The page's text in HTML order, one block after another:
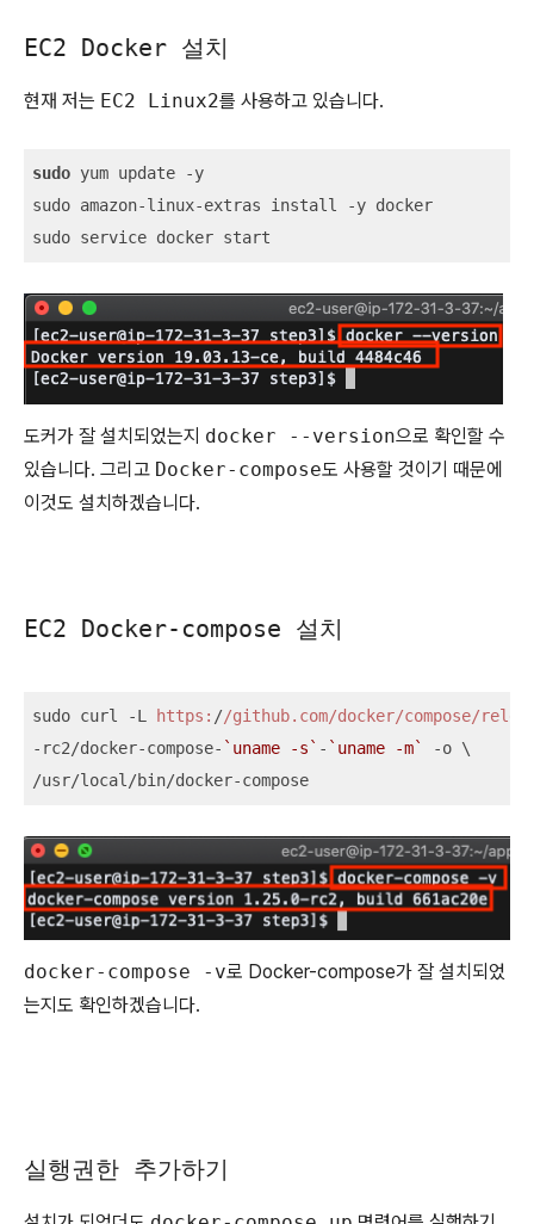
EC2 Docker 설치
현재 저는 EC2 Linux2를 사용하고 있습니다.
sudo yum update -y
sudo amazon-linux-extras install -y docker
sudo service docker start
도커가 잘 설치되었는지 docker --version으로 확인할 수
있습니다. 그리고 Docker-compose도 사용할 것이기 때문에
이것도 설치하겠습니다.
EC2 Docker-compose 설치
sudo curl -L https: //github.com/docker/compose/
-rc2/docker-compose- `uname -s` - `uname -m`
-o \
/usr/local/bin/docker-compose
docker-compose -v로 Docker-compose가 잘 설치되었
는지도 확인하겠습니다.
실행권한 추가하기